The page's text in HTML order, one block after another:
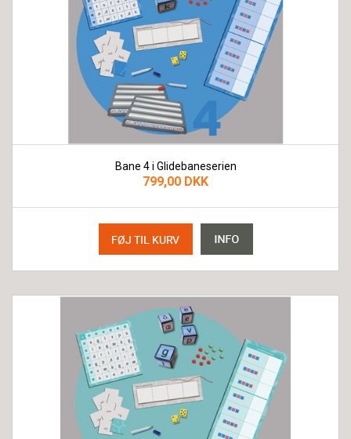
Bane 4 i Glidebaneserien
799,00 DKK